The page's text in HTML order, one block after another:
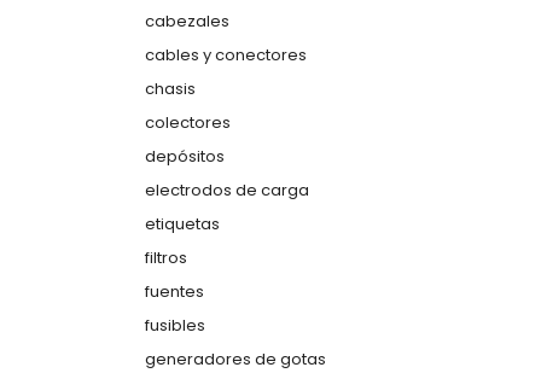
cabezales
cables y conectores
chasis
colectores
depósitos
electrodos de carga
etiquetas
filtros
fuentes
fusibles
generadores de gotas